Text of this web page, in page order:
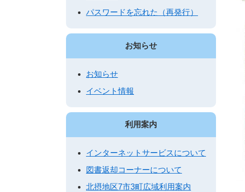
パスワードを忘れた（再発行）
お知らせ
お知らせ
イベント情報
利用案内
インターネットサービスについて
図書返却コーナーについて
北摂地区7市3町広域利用案内